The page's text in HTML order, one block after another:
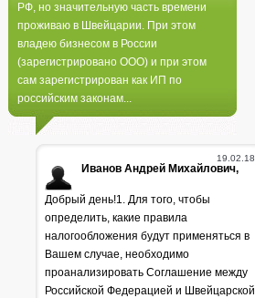
Полиция не нашла следов
поджога в лесах края
РФ, но значительную часть времени
проживаю в Швейцарии. При этом
владею бизнесом в России
(зарегистрировано ООО) и при этом
сам зарегистрирован как ИП по
российским законам...
19.02.18
Иванов Андрей Михайлович,
Добрый день!1. Для того, чтобы
определить, какие правила
налогообложения будут применяться в
Вашем случае, необходимо
проанализировать Соглашение между
Российской Федерацией и Швейцарской